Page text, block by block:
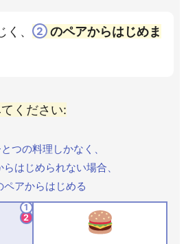
く、 2 のペアからはじめま
ください:
つの料理しかなく、
はじめられない場合、
アからはじめる
1
2